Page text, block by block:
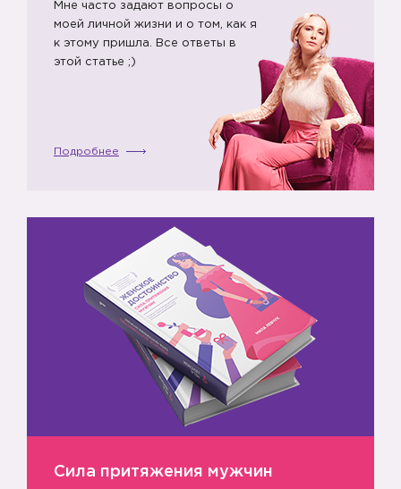
Мне часто задают вопросы о
моей личной жизни и о том, как я
к этому пришла. Все ответы в
этой статье ;)
Подробнее
Сила притяжения мужчин